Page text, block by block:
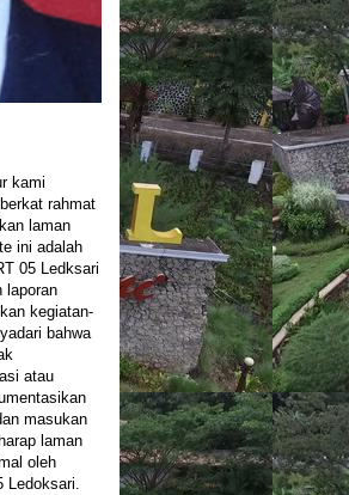
kami
rahmat
laman
ini adalah
05 Ledksari
laporan
kegiatan-
bahwa
atau
masukan
laman
oleh
Ledoksari.